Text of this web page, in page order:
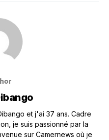
et j'ai 37 ans. Cadre
je suis passionné par la
sur Camernews où je